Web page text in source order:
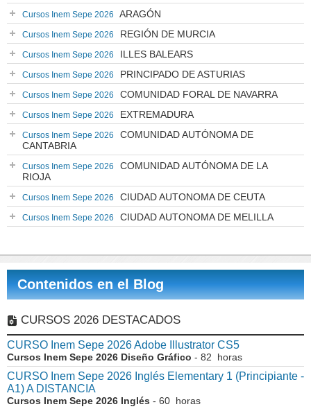
Cursos Inem Sepe 2026 ARAGÓN
Cursos Inem Sepe 2026 REGIÓN DE MURCIA
Cursos Inem Sepe 2026 ILLES BALEARS
Cursos Inem Sepe 2026 PRINCIPADO DE ASTURIAS
Cursos Inem Sepe 2026 COMUNIDAD FORAL DE NAVARRA
Cursos Inem Sepe 2026 EXTREMADURA
Cursos Inem Sepe 2026
COMUNIDAD AUTÓNOMA DE
CANTABRIA
Cursos Inem Sepe 2026
COMUNIDAD AUTÓNOMA DE LA
RIOJA
Cursos Inem Sepe 2026 CIUDAD AUTONOMA DE CEUTA
Cursos Inem Sepe 2026 CIUDAD AUTONOMA DE MELILLA
Contenidos en el Blog
CURSOS 2026 DESTACADOS
CURSO Inem Sepe 2026 Adobe Illustrator CS5
Cursos Inem Sepe 2026 Diseño Gráfico - 82 horas
CURSO Inem Sepe 2026 Inglés Elementary 1 (Principiante -
A1) A DISTANCIA
Cursos Inem Sepe 2026 Inglés - 60 horas